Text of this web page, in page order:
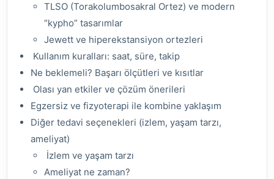
TLSO (Torakolumbosakral Ortez) ve modern
“kypho” tasarımlar
Jewett ve hiperekstansiyon ortezleri
Kullanım kuralları: saat, süre, takip
Ne beklemeli? Başarı ölçütleri ve kısıtlar
Olası yan etkiler ve çözüm önerileri
Egzersiz ve fizyoterapi ile kombine yaklaşım
Diğer tedavi seçenekleri (izlem, yaşam tarzı,
ameliyat)
İzlem ve yaşam tarzı
Ameliyat ne zaman?